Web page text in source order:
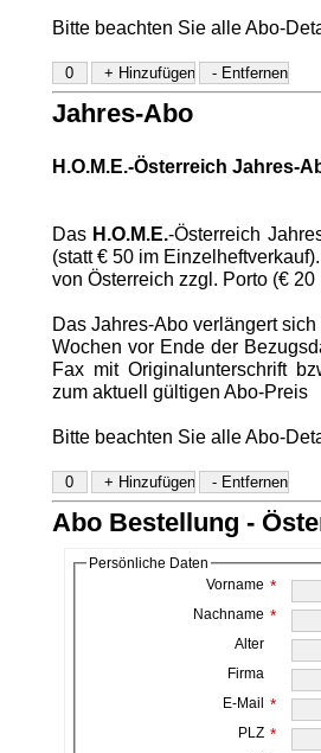
Bitte beachten Sie alle Abo-
Jahres-Abo
H.O.M.E.-Österreich Jahres-
Das H.O.M.E.-Österreich
(statt € 50 im
von Österreich zzgl. Porto (€
Das Jahres-Abo verlängert
Wochen vor Ende der
Fax mit Originalunterschrift
zum aktuell gültigen Abo-Preis
Bitte beachten Sie alle Abo-
Abo Bestellung -
Persönliche Daten
Vorname *
Nachname *
Alter
Firma
E-Mail
*
PLZ *